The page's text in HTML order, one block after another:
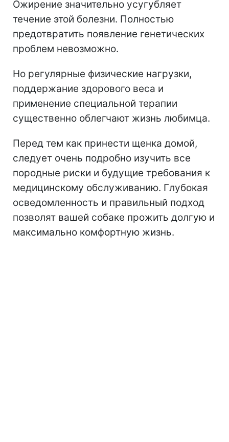
Ожирение значительно усугубляет
течение этой болезни. Полностью
предотвратить появление генетических
проблем невозможно.
Но регулярные физические нагрузки,
поддержание здорового веса и
применение специальной терапии
существенно облегчают жизнь любимца.
Перед тем как принести щенка домой,
следует очень подробно изучить все
породные риски и будущие требования к
медицинскому обслуживанию. Глубокая
осведомленность и правильный подход
позволят вашей собаке прожить долгую и
максимально комфортную жизнь.